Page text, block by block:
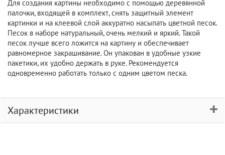
Для создания картины необходимо с помощью деревянной
палочки, входящей в комплект, снять защитный элемент
картинки и на клеевой слой аккуратно насыпать цветной песок.
Песок в наборе натуральный, очень мелкий и яркий. Такой
песок лучше всего ложится на картину и обеспечивает
равномерное закрашивание. Он упакован в удобные узкие
пакетики, их удобно держать в руке. Рекомендуется
одновременно работать только с одним цветом песка.
Характеристики